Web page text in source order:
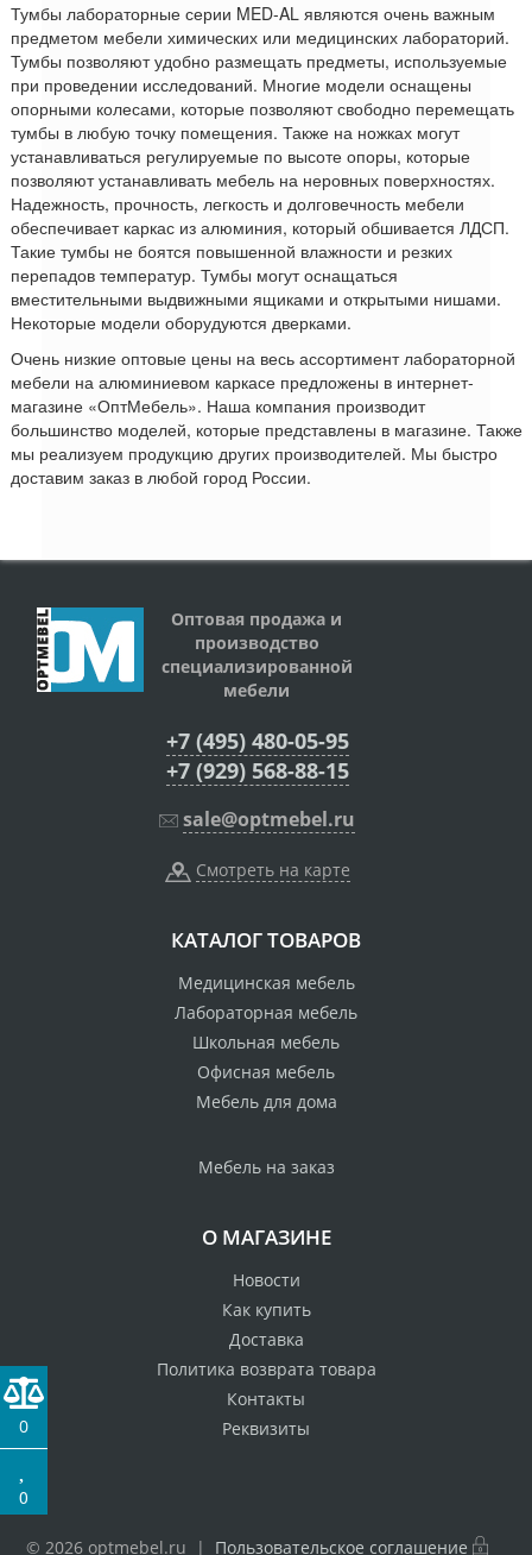
Тумбы лабораторные серии MED-AL являются очень важным
предметом мебели химических или медицинских лабораторий.
Тумбы позволяют удобно размещать предметы, используемые
при проведении исследований. Многие модели оснащены
опорными колесами, которые позволяют свободно перемещать
тумбы в любую точку помещения. Также на ножках могут
устанавливаться регулируемые по высоте опоры, которые
позволяют устанавливать мебель на неровных поверхностях.
Надежность, прочность, легкость и долговечность мебели
обеспечивает каркас из алюминия, который обшивается ЛДСП.
Такие тумбы не боятся повышенной влажности и резких
перепадов температур. Тумбы могут оснащаться
вместительными выдвижными ящиками и открытыми нишами.
Некоторые модели оборудуются дверками.
Очень низкие оптовые цены на весь ассортимент лабораторной
мебели на алюминиевом каркасе предложены в интернет-
магазине «ОптМебель». Наша компания производит
большинство моделей, которые представлены в магазине. Также
мы реализуем продукцию других производителей. Мы быстро
доставим заказ в любой город России.
Оптовая продажа и
производство
специализированной
мебели
+7 (495) 480-05-95
+7 (929) 568-88-15
sale@optmebel.ru
Смотреть на карте
КАТАЛОГ ТОВАРОВ
Медицинская мебель
Лабораторная мебель
Школьная мебель
Офисная мебель
Мебель для дома
Мебель на заказ
О МАГАЗИНЕ
Новости
Как купить
Доставка
Политика возврата товара
Контакты
Реквизиты
© 2026 optmebel.ru | Пользовательское соглашение
0
0